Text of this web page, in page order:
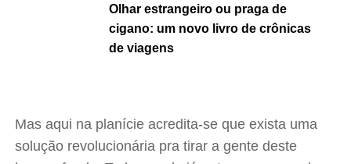
Olhar estrangeiro ou praga de
cigano: um novo livro de crônicas
de viagens
Mas aqui na planície acredita-se que exista uma
solução revolucionária pra tirar a gente deste